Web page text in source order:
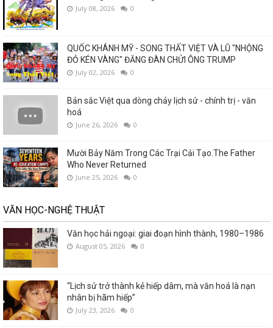
July 08, 2026 0
QUỐC KHÁNH MỸ - SONG THẤT VIỆT VÀ LŨ "NHỘNG
ĐỎ KÉN VÀNG" ĐĂNG ĐÀN CHỬI ÔNG TRUMP
July 02, 2026 0
Bản sắc Việt qua dòng chảy lịch sử - chính trị - văn
hoá
June 26, 2026 0
Mười Bảy Năm Trong Các Trại Cải Tạo.The Father
Who Never Returned
June 25, 2026 0
VĂN HỌC-NGHỆ THUẬT
Văn học hải ngoại: giai đoạn hình thành, 1980–1986
August 05, 2026 0
“Lịch sử trở thành kẻ hiếp dâm, mà văn hoá là nạn
nhân bị hãm hiếp”
July 23, 2026 0